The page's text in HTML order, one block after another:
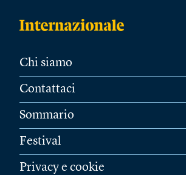
Chi siamo
Contattaci
Sommario
Festival
Privacy e cookie